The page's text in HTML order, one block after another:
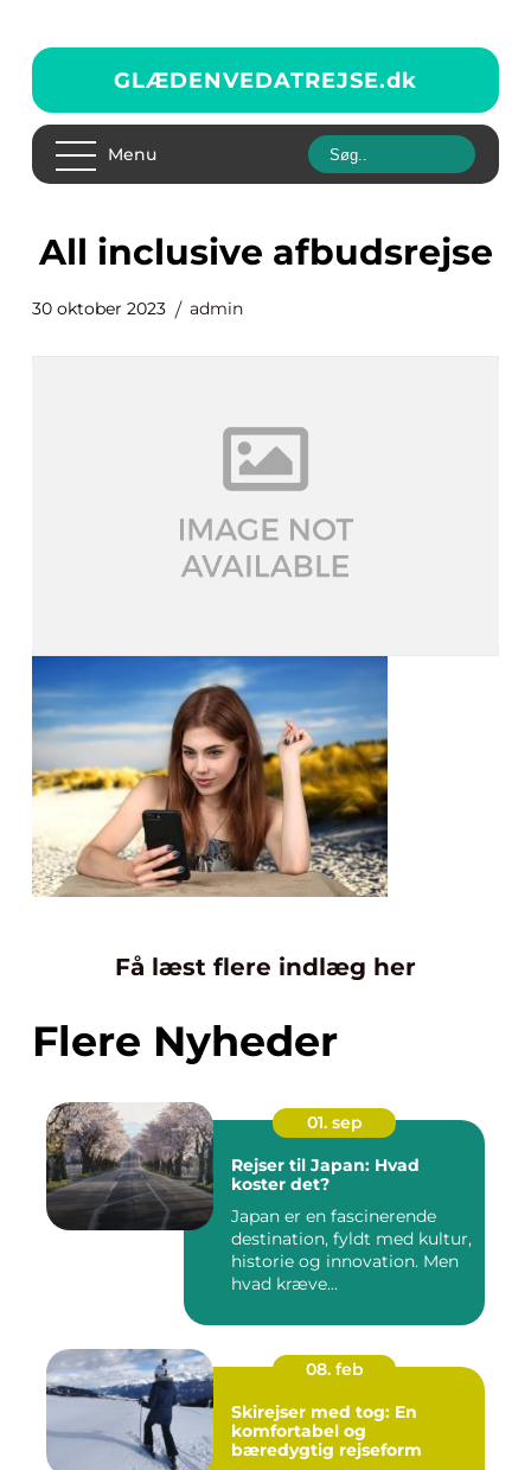
GLÆDENVEDATREJSE.dk
Menu
all inclusive afbudsrejse
30 oktober 2023 admin
Få læst flere indlæg her
Flere Nyheder
01. sep
Rejser til Japan: Hvad
koster det?
Japan er en fascinerende
destination, fyldt med kultur,
historie og innovation. Men
hvad kræve...
08. feb
Skirejser med tog: En
komfortabel og
bæredygtig rejseform